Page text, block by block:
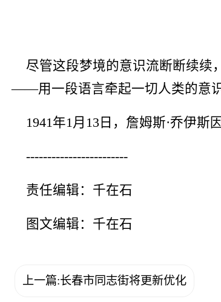
尽管这段梦境的意识流断断续续
——用一段语言牵起一切人类的意
1941年1月13日，詹姆斯·乔伊斯
------------------------
责任编辑：千在石
图文编辑：千在石
上一篇:长春市同志街将更新优化